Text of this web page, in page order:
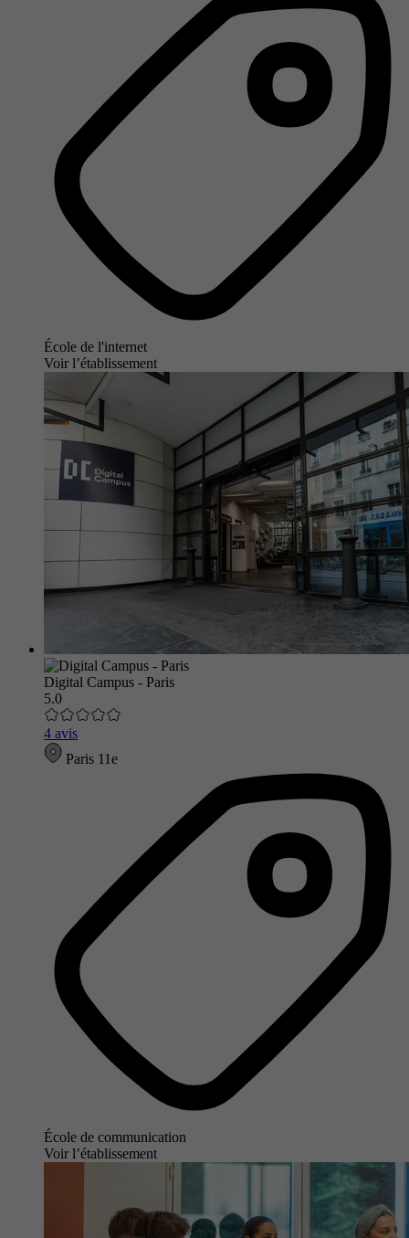
École de l'internet
Voir l’établissement
Digital Campus - Paris
5.0
4 avis
Paris 11e
École de communication
Voir l’établissement